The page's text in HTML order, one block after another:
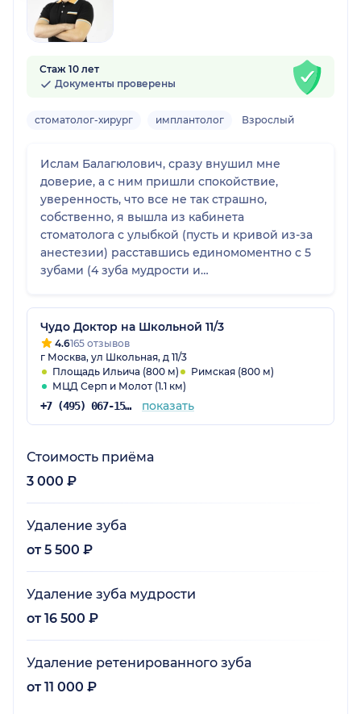
Стаж 10 лет
Документы проверены
стоматолог-хирург имплантолог Взрослый
Ислам Балагюлович, сразу внушил мне
доверие, а с ним пришли спокойствие,
уверенность, что все не так страшно,
собственно, я вышла из кабинета
стоматолога с улыбкой (пусть и кривой из-за
анестезии) расставшись единомоментно с 5
зубами (4 зуба мудрости и
сделать заживление быстрым и комфортным,
верю, что их соблюдение поможет.
Чудо Доктор на Школьной 11/3
4.6165 отзывов
г Москва, ул Школьная, д 11/3
Площадь Ильича (800 м)
Римская (800 м)
МЦД Серп и Молот (1.1 км)
+7 (495) 067-15-02 показать
Стоимость приёма
3 000 ₽
Удаление зуба
от 5 500 ₽
Удаление зуба мудрости
от 16 500 ₽
Удаление ретенированного зуба
от 11 000 ₽